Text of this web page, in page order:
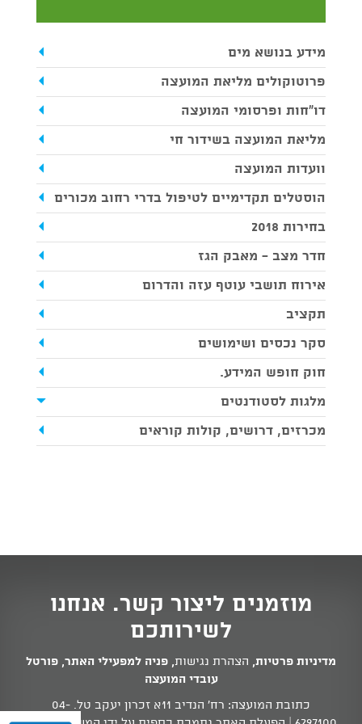
מידע בנושא מים
פרוטוקולים מליאת המועצה
דו"חות ופרסומי המועצה
מליאת המועצה בשידור חי
וועדות המועצה
הוסטלים תקדימיים לטיפול בדרי רחוב מכורים
בחירות 2018
חדר מצב - מאבק הגז
אירוח תושבי עוטף עזה והדרום
תקציב
סקר נכסים ושימושים
חוק חופש המידע.
מלגות לסטודנטים
מכרזים, דרושים, קולות קוראים
מוזמנים ליצור קשר. אנחנו
לשירותכם
מדיניות פרטיות, הצהרת נגישות, פניה למפעילי האתר, פורטל
עובדי המועצה
כתובת המועצה: רח' הנדיב 11א זכרון יעקב טל.
04-